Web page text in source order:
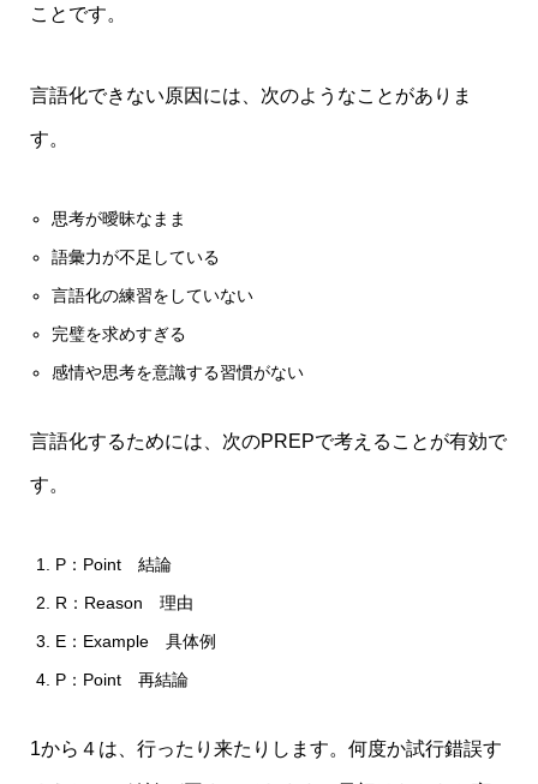
ことです。
言語化できない原因には、次のようなことがありま
す。
思考が曖昧なまま
語彙力が不足している
言語化の練習をしていない
完璧を求めすぎる
感情や思考を意識する習慣がない
言語化するためには、次のPREPで考えることが有効で
す。
P：Point 結論
R：Reason 理由
E：Example 具体例
P：Point 再結論
1から４は、行ったり来たりします。何度か試行錯誤す